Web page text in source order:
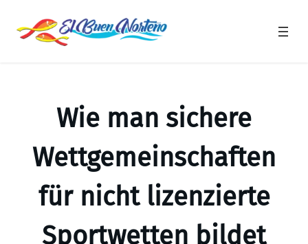
Wie man sichere
Wettgemeinschaften
für nicht lizenzierte
Sportwetten bildet